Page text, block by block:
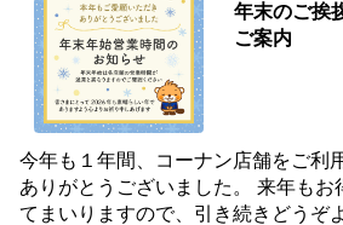
年末のご挨
ご案内
今年も１年間、コーナン店舗をご利
ありがとうございました。 来年もお
てまいりますので、引き続きどうぞ